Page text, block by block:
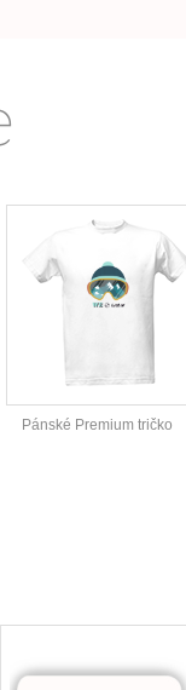
Pánské Premium tričko